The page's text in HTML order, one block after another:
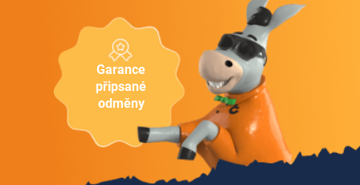
Garance
připsané
odměny